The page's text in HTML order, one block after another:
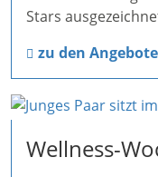
Stars
zu den
Wellness-